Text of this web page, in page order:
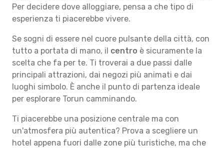
Per decidere dove alloggiare, pensa a che tipo di
esperienza ti piacerebbe vivere.
Se sogni di essere nel cuore pulsante della città, con
tutto a portata di mano, il centro è sicuramente la
scelta che fa per te. Ti troverai a due passi dalle
principali attrazioni, dai negozi più animati e dai
luoghi simbolo. È anche il punto di partenza ideale
per esplorare Torun camminando.
Ti piacerebbe una posizione centrale ma con
un'atmosfera più autentica? Prova a scegliere un
hotel appena fuori dalle zone più turistiche, ma che